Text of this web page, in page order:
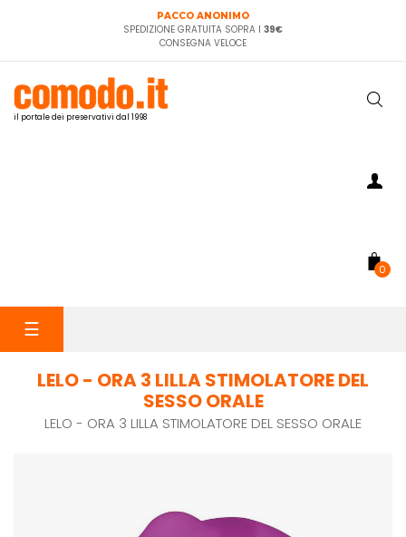
PACCO ANONIMO
SPEDIZIONE GRATUITA SOPRA I 39€
CONSEGNA VELOCE
il portale dei preservativi dal 1998
0
navigazione
☰
LELO - ORA 3 LILLA STIMOLATORE DEL
SESSO ORALE
LELO - ORA 3 LILLA STIMOLATORE DEL SESSO ORALE